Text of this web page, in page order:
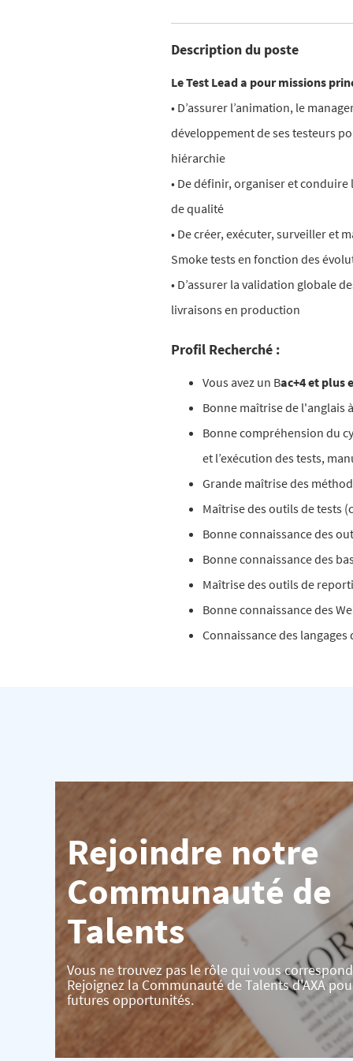
Description du poste
Le Test Lead a pour missions
• D’assurer l’animation, le
développement de ses testeurs
hiérarchie
• De définir, organiser et
de qualité
• De créer, exécuter, surveiller et
Smoke tests en fonction des
• D’assurer la validation globale
livraisons en production
Profil Recherché :
Vous avez un Bac+4 et plus
Bonne maîtrise de l'anglais
Bonne compréhension du
et l’exécution des tests,
Grande maîtrise des
Maîtrise des outils de tests
Bonne connaissance des
Bonne connaissance des
Maîtrise des outils de
Bonne connaissance des
Connaissance des
Rejoindre notre
Communauté de
Talents
Vous ne trouvez pas le rôle qui vous
Rejoignez la Communauté de Talents d'AXA
futures opportunités.